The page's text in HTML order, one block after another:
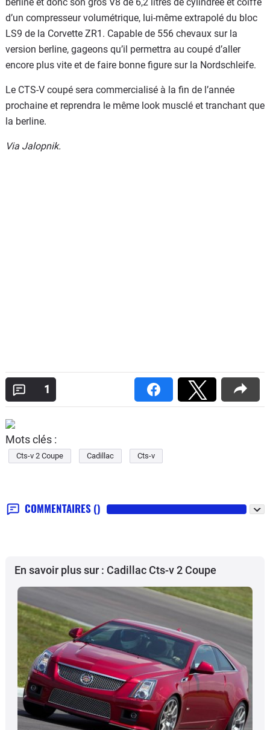
d’un compresseur volumétrique, lui-même extrapolé du bloc
LS9 de la Corvette ZR1. Capable de 556 chevaux sur la
version berline, gageons qu’il permettra au coupé d’aller
encore plus vite et de faire bonne figure sur la Nordschleife.
Le CTS-V coupé sera commercialisé à la fin de l’année
prochaine et reprendra le même look musclé et tranchant que
la berline.
Via Jalopnik.
1
Mots clés :
Cts-v 2 Coupe Cadillac Cts-v
COMMENTAIRES ()
En savoir plus sur : Cadillac Cts-v 2 Coupe